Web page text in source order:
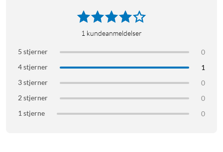
1 kundeanmeldelser
5 stjerner
0
4 stjerner
1
3 stjerner
0
2 stjerner
0
1 stjerne
0